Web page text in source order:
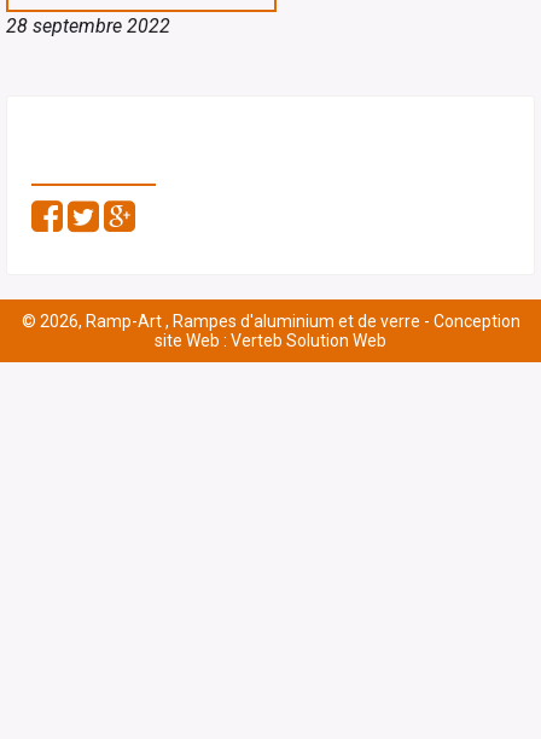
28 septembre 2022
© 2026, Ramp-Art , Rampes d'aluminium et de verre - Conception
site Web : Verteb Solution Web